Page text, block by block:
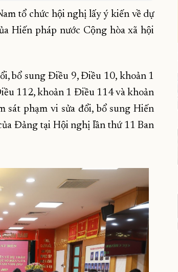
tổ chức hội nghị lấy ý kiến về dự
Hiến pháp nước Cộng hòa xã hội
bổ sung Điều 9, Điều 10, khoản 1
112, khoản 1 Điều 114 và khoản
sát phạm vi sửa đổi, bổ sung Hiến
Đảng tại Hội nghị lần thứ 11 Ban